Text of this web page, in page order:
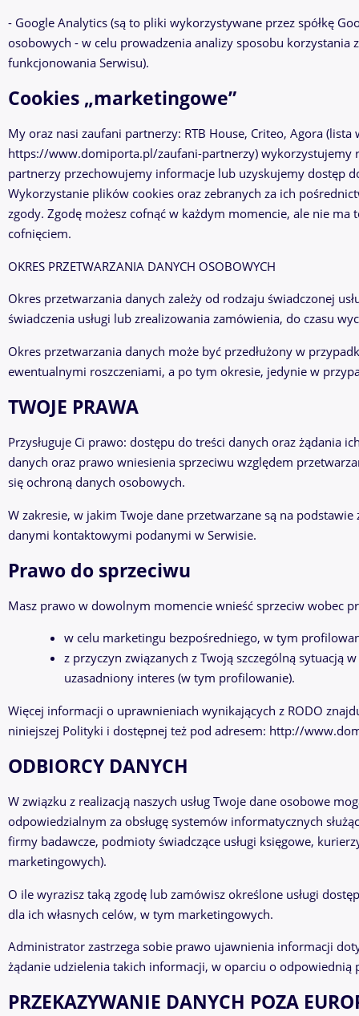
- Google Analytics (są to pliki wykorzystywane przez spółkę
osobowych - w celu prowadzenia analizy sposobu
funkcjonowania Serwisu).
Cookies „marketingowe”
My oraz nasi zaufani partnerzy: RTB House, Criteo, Agora
https://www.domiporta.pl/zaufani-partnerzy) wykorzystujemy
partnerzy przechowujemy informacje lub uzyskujemy dostęp
Wykorzystanie plików cookies oraz zebranych za ich
zgody. Zgodę możesz cofnąć w każdym momencie, ale nie
cofnięciem.
OKRES PRZETWARZANIA DANYCH OSOBOWYCH
Okres przetwarzania danych zależy od rodzaju świadczonej
świadczenia usługi lub zrealizowania zamówienia, do czasu
Okres przetwarzania danych może być przedłużony w
ewentualnymi roszczeniami, a po tym okresie, jedynie w
TWOJE PRAWA
Przysługuje Ci prawo: dostępu do treści danych oraz żądania
danych oraz prawo wniesienia sprzeciwu względem
się ochroną danych osobowych.
W zakresie, w jakim Twoje dane przetwarzane są na
danymi kontaktowymi podanymi w Serwisie.
Prawo do sprzeciwu
Masz prawo w dowolnym momencie wnieść sprzeciw wobec
w celu marketingu bezpośredniego, w tym
z przyczyn związanych z Twoją szczególną sytuacją
uzasadniony interes (w tym profilowanie).
Więcej informacji o uprawnieniach wynikających z RODO
niniejszej Polityki i dostępnej też pod adresem: http://
ODBIORCY DANYCH
W związku z realizacją naszych usług Twoje dane osobowe
odpowiedzialnym za obsługę systemów informatycznych
firmy badawcze, podmioty świadczące usługi księgowe,
marketingowych).
O ile wyrazisz taką zgodę lub zamówisz określone usługi
dla ich własnych celów, w tym marketingowych.
Administrator zastrzega sobie prawo ujawnienia informacji
żądanie udzielenia takich informacji, w oparciu o
PRZEKAZYWANIE DANYCH POZA